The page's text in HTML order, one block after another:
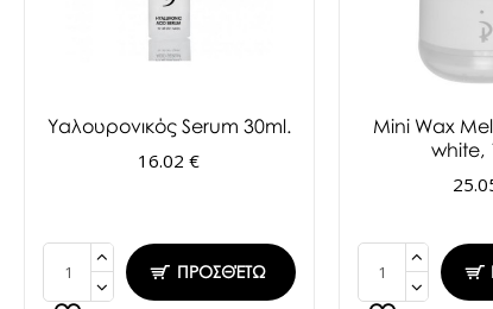
Υαλουρονικός Serum 30ml.
16.02 €
ΠΡΟΣΘΈΤΩ
Mini Wax
white,